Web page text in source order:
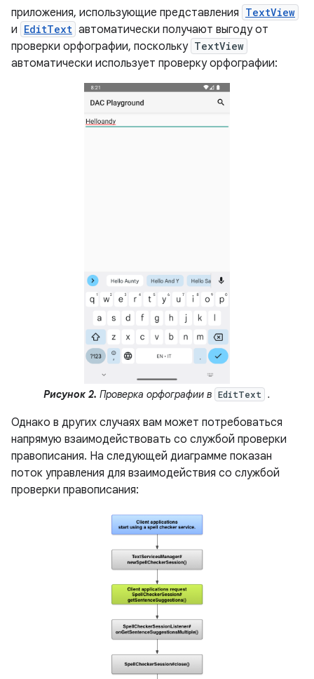
приложения, использующие представления TextView
и EditText автоматически получают выгоду от
проверки орфографии, поскольку TextView
автоматически использует проверку орфографии:
Рисунок 2. Проверка орфографии в EditText .
Однако в других случаях вам может потребоваться
напрямую взаимодействовать со службой проверки
правописания. На следующей диаграмме показан
поток управления для взаимодействия со службой
проверки правописания: